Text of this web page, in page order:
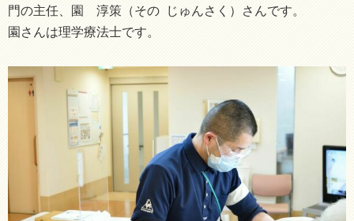
門の主任、園 淳策（その じゅんさく）さんです。
園さんは理学療法士です。